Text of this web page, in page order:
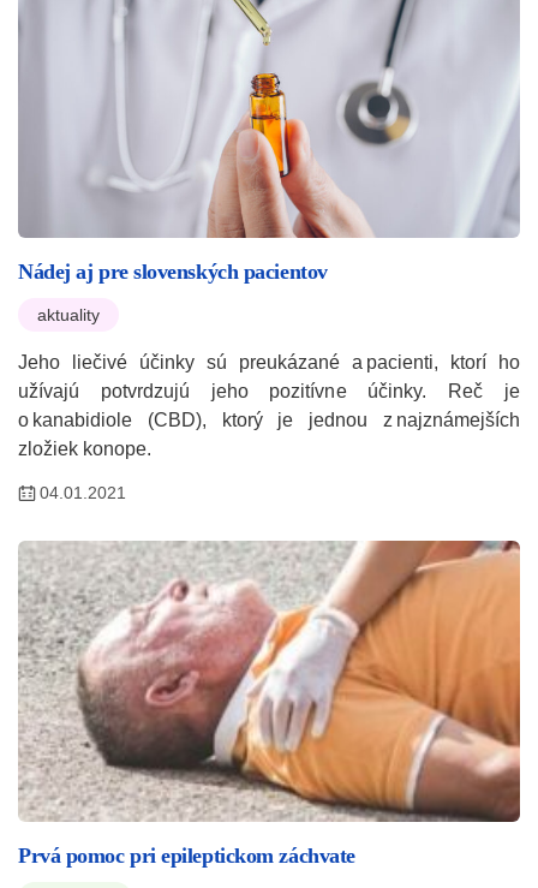
Nádej aj pre slovenských pacientov
aktuality
Jeho liečivé účinky sú preukázané a pacienti, ktorí ho
užívajú potvrdzujú jeho pozitívne účinky. Reč je
o kanabidiole (CBD), ktorý je jednou z najznámejších
zložiek konope.
04.01.2021
Prvá pomoc pri epileptickom záchvate